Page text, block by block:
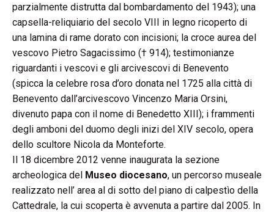
parzialmente distrutta dal bombardamento del 1943); una
capsella-reliquiario del secolo VIII in legno ricoperto di
una lamina di rame dorato con incisioni; la croce aurea del
vescovo Pietro Sagacissimo († 914); testimonianze
riguardanti i vescovi e gli arcivescovi di Benevento
(spicca la celebre rosa d’oro donata nel 1725 alla città di
Benevento dall’arcivescovo Vincenzo Maria Orsini,
divenuto papa con il nome di Benedetto XIII); i frammenti
degli amboni del duomo degli inizi del XIV secolo, opera
dello scultore Nicola da Monteforte.
Il 18 dicembre 2012 venne inaugurata la sezione
archeologica del Museo diocesano, un percorso museale
realizzato nell’ area al di sotto del piano di calpestìo della
Cattedrale, la cui scoperta è avvenuta a partire dal 2005. In